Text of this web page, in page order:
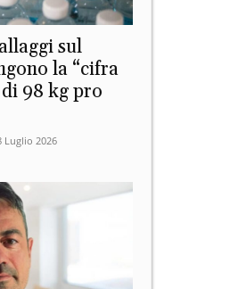
sul
la “cifra
98 kg pro
Luglio 2026